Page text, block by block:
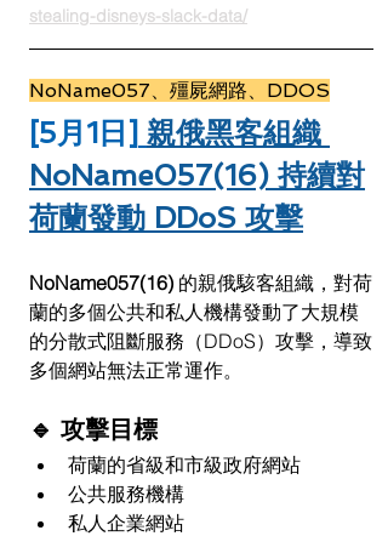
stealing-disneys-slack-data/
NoName057、殭屍網路、DDOS
[5月1日] 親俄黑客組織
NoName057(16) 持續對
荷蘭發動 DDoS 攻擊
NoName057(16) 的親俄駭客組織，對荷
蘭的多個公共和私人機構發動了大規模
的分散式阻斷服務（DDoS）攻擊，導致
多個網站無法正常運作。
🔹 攻擊目標
荷蘭的省級和市級政府網站
公共服務機構
私人企業網站